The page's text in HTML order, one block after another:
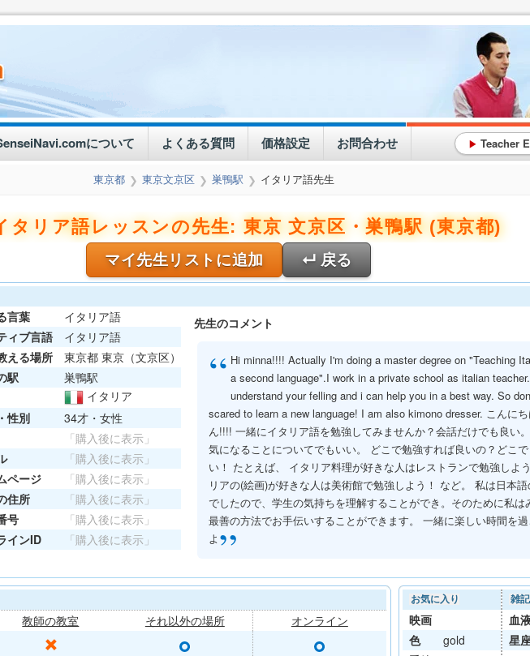
について よくある質問 価格設定 お問合わせ ▶ Teacher
東京都 ❯ 東京文京区 ❯ 巣鴨駅 ❯ イタリア語先生
タリア語レッスンの先生: 東京 文京区・巣鴨駅 (東京都)
マイ先生リストに追加 ↵ 戻る
言葉
イタリア語
ィブ言語
イタリア語
える場所
東京都 東京（文京区）
駅
巣鴨駅
イタリア
性別
34才・女性
「購入後に表示」
「購入後に表示」
ページ
「購入後に表示」
住所
「購入後に表示」
号
「購入後に表示」
インID
「購入後に表示」
先生のコメント
“ Hi minna!!!! Actually I'm doing a master degree on "Teaching
a second language".I work in a private school as italian
understand your felling and i can help you in a best way. So
scared to learn a new language! I am also kimono dresser. こんにち
ん!!!! 一緒にイタリア語を勉強してみませんか？会話だけでも良い
気になることについてでもいい。 どこで勉強すれば良いの？どこ
い！ たとえば、 イタリア料理が好きな人はレストランで勉強しよ
リアの(絵画)が好きな人は美術館で勉強しよう！ など。 私は日本
でしたので、学生の気持ちを理解することができ。そのために私は
最善の方法でお手伝いすることができます。 一緒に楽しい時間を
よ ”
教師の教室 それ以外の場所
オンライン
✕ ○ ○
お気に入り
映画
色
gold
雑記
血
星